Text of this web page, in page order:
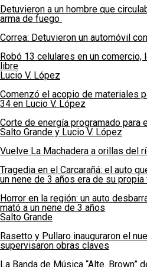
Detuvieron a un hombre que
arma de fuego
Correa: Detuvieron un automóvil
Robó 13 celulares en un comercio,
libre
Lucio V. López
Comenzó el acopio de materiales
34 en Lucio V. López
Corte de energía programado para
Salto Grande y Lucio V. López
Vuelve La Machadera a orillas del
Tragedia en el Carcarañá: el auto
un nene de 3 años era de su
Horror en la región: un auto
mató a un nene de 3 años
Salto Grande
Rasetto y Pullaro inauguraron el
supervisaron obras claves
La Banda de Música “Alte. Brown”